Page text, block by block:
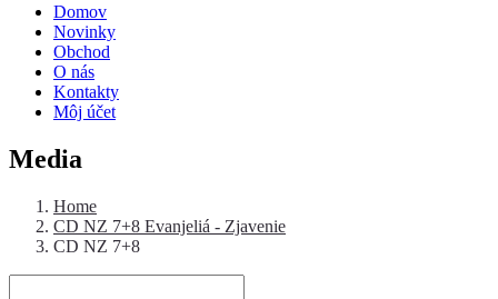
Domov
Novinky
Obchod
O nás
Kontakty
Môj účet
Media
Home
CD NZ 7+8 Evanjeliá - Zjavenie
CD NZ 7+8